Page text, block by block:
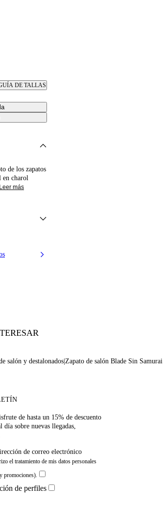
DE TALLAS
de los zapatos
en charol
más
salón y destalonados Zapato de salón Blade Sin Samurai
de hasta un 15% de descuento
día sobre nuevas llegadas,
de correo electrónico
el tratamiento de mis datos personales
promociones).
de perfiles